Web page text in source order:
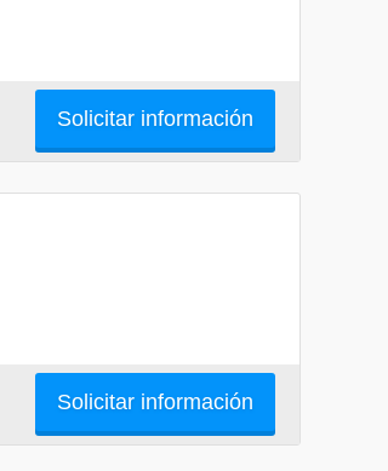
Solicitar información
Solicitar información